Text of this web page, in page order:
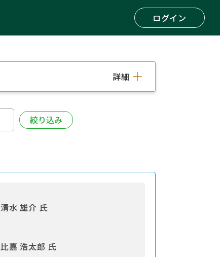
ログイン
詳細
清水 雄介 氏
比嘉 浩太郎 氏